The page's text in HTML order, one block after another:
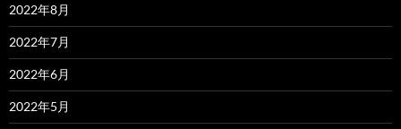
2022年8月
2022年7月
2022年6月
2022年5月